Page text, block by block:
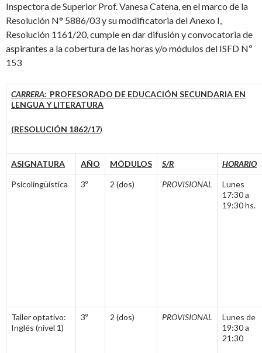
Inspectora de Superior Prof. Vanesa Catena, en el marco de la
Resolución N° 5886/03 y su modificatoria del Anexo I,
Resolución 1161/20, cumple en dar difusión y convocatoria de
aspirantes a la cobertura de las horas y/o módulos del ISFD Nº
153
CARRERA: PROFESORADO DE EDUCACIÓN SECUNDARIA EN
LENGUA Y LITERATURA
(RESOLUCIÓN 1862/17)
ASIGNATURA AÑO MÓDULOS S/R HORARIO
Psicolingüística 3º 2 (dos) PROVISIONAL
Lunes
17:30 a
19:30 hs.
Taller optativo:
Inglés (nivel 1)
3º 2 (dos) PROVISIONAL
Lunes de
19:30 a
21:30